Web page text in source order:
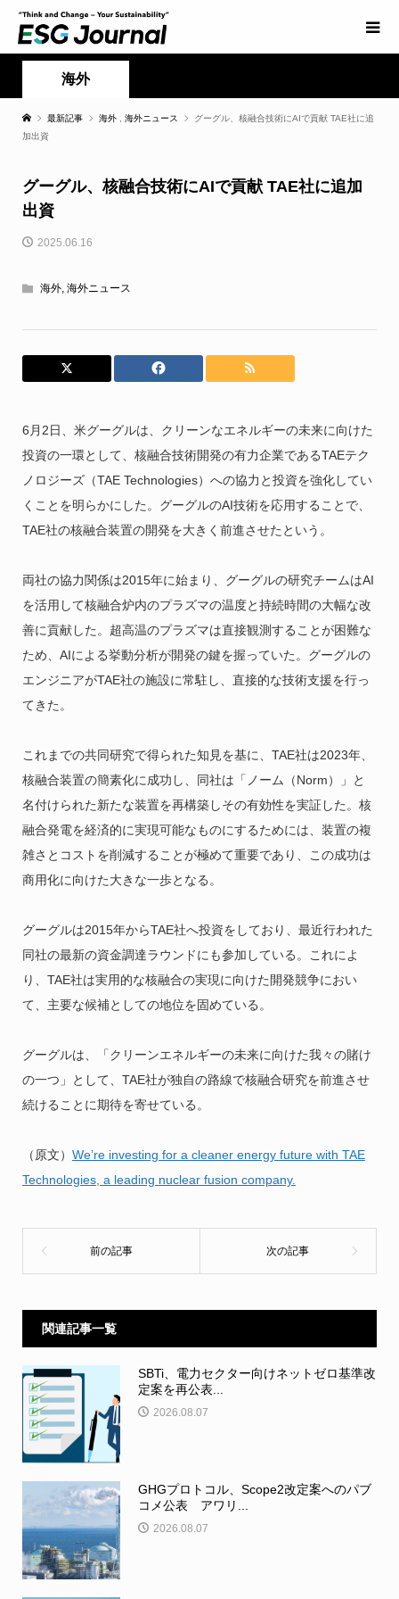
海外
最新記事 海外 海外ニュース
グーグル、核融合技術にAIで貢献 TAE社に追
加出資
グーグル、核融合技術にAIで貢献 TAE社に追加
出資
2025.06.16
海外, 海外ニュース
6月2日、米グーグルは、クリーンなエネルギーの未来に向けた
投資の一環として、核融合技術開発の有力企業であるTAEテク
ノロジーズ（TAE Technologies）への協力と投資を強化してい
くことを明らかにした。グーグルのAI技術を応用することで、
TAE社の核融合装置の開発を大きく前進させたという。
両社の協力関係は2015年に始まり、グーグルの研究チームはAI
を活用して核融合炉内のプラズマの温度と持続時間の大幅な改
善に貢献した。超高温のプラズマは直接観測することが困難な
ため、AIによる挙動分析が開発の鍵を握っていた。グーグルの
エンジニアがTAE社の施設に常駐し、直接的な技術支援を行っ
てきた。
これまでの共同研究で得られた知見を基に、TAE社は2023年、
核融合装置の簡素化に成功し、同社は「ノーム（Norm）」と
名付けられた新たな装置を再構築しその有効性を実証した。核
融合発電を経済的に実現可能なものにするためには、装置の複
雑さとコストを削減することが極めて重要であり、この成功は
商用化に向けた大きな一歩となる。
グーグルは2015年からTAE社へ投資をしており、最近行われた
同社の最新の資金調達ラウンドにも参加している。これによ
り、TAE社は実用的な核融合の実現に向けた開発競争におい
て、主要な候補としての地位を固めている。
グーグルは、「クリーンエネルギーの未来に向けた我々の賭け
の一つ」として、TAE社が独自の路線で核融合研究を前進させ
続けることに期待を寄せている。
（原文） We’re investing for a cleaner energy future with TAE
Technologies, a leading nuclear fusion company.
関連記事一覧
SBTi、電力セクター向けネットゼロ基準改
定案を再公表...
2026.08.07
GHGプロトコル、Scope2改定案へのパブ
コメ公表 アワリ...
2026.08.07